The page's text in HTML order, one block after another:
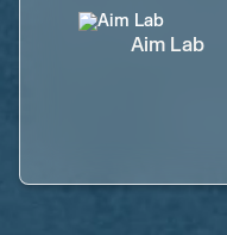
Aim Lab